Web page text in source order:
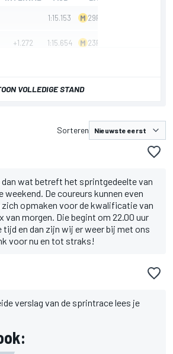
VOLLEDIGE STAND
Sorteren
wat betreft het sprintgedeelte van
weekend. De coureurs kunnen even
zich opmaken voor de kwalificatie van
van morgen. Die begint om 22.00 uur
tijd en dan zijn wij er weer bij met ons
voor nu en tot straks!
verslag van de sprintrace lees je